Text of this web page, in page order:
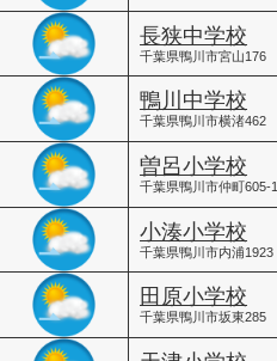
長狭中学校
千葉県鴨川市宮山176
鴨川中学校
千葉県鴨川市横渚462
曽呂小学校
千葉県鴨川市仲町605-1
小湊小学校
千葉県鴨川市内浦1923
田原小学校
千葉県鴨川市坂東285